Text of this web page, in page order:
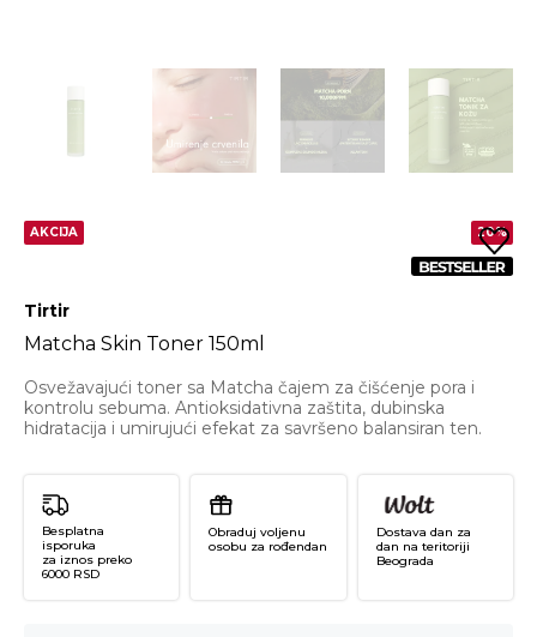
AKCIJA 20%
Tirtir
Matcha Skin Toner 150ml
Osvežavajući toner sa Matcha čajem za čišćenje pora i
kontrolu sebuma. Antioksidativna zaštita, dubinska
hidratacija i umirujući efekat za savršeno balansiran ten.
Besplatna
isporuka
za iznos preko
6000 RSD
Obraduj voljenu
osobu za rođendan
Dostava dan za
dan na teritoriji
Beograda